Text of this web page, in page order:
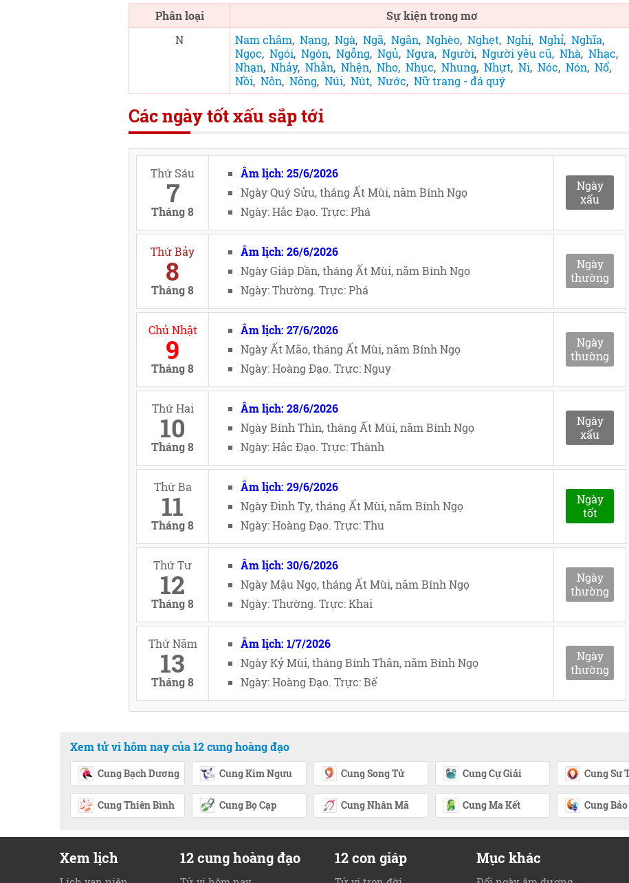
Phân loại
Sự kiện trong mơ
N
Nam châm, Nạng, Ngà, Ngã, Ngân, Nghèo, Nghẹt, Nghị, Nghỉ, Nghĩa,
Ngọc, Ngói, Ngón, Ngỗng, Ngủ, Ngựa, Người, Người yêu cũ, Nhà, Nhạc,
Nhạn, Nhảy, Nhẫn, Nhện, Nho, Nhục, Nhung, Nhựt, Ni, Nóc, Nón, Nổ,
Nồi, Nôn, Nông, Núi, Nút, Nước, Nữ trang - đá quý
Các ngày tốt xấu sắp tới
Thứ Sáu
7
Tháng 8
Âm lịch: 25/6/2026
Ngày Quý Sửu, tháng Ất Mùi, năm Bính Ngọ
Ngày: Hắc Đạo. Trực: Phá
Ngày
xấu
Thứ Bảy
8
Tháng 8
Âm lịch: 26/6/2026
Ngày Giáp Dần, tháng Ất Mùi, năm Bính Ngọ
Ngày: Thường. Trực: Phá
Ngày
thường
Chủ Nhật
9
Tháng 8
Âm lịch: 27/6/2026
Ngày Ất Mão, tháng Ất Mùi, năm Bính Ngọ
Ngày: Hoàng Đạo. Trực: Nguy
Ngày
thường
Thứ Hai
10
Tháng 8
Âm lịch: 28/6/2026
Ngày Bính Thìn, tháng Ất Mùi, năm Bính Ngọ
Ngày: Hắc Đạo. Trực: Thành
Ngày
xấu
Thứ Ba
11
Tháng 8
Âm lịch: 29/6/2026
Ngày Đinh Tỵ, tháng Ất Mùi, năm Bính Ngọ
Ngày: Hoàng Đạo. Trực: Thu
Ngày
tốt
Thứ Tư
12
Tháng 8
Âm lịch: 30/6/2026
Ngày Mậu Ngọ, tháng Ất Mùi, năm Bính Ngọ
Ngày: Thường. Trực: Khai
Ngày
thường
Thứ Năm
13
Tháng 8
Âm lịch: 1/7/2026
Ngày Kỷ Mùi, tháng Bính Thân, năm Bính Ngọ
Ngày: Hoàng Đạo. Trực: Bế
Ngày
thường
Xem tử vi hôm nay của 12 cung hoàng đạo
Cung Bạch Dương Cung Kim Ngưu Cung Song Tử Cung Cự Giải Cung Sư
Cung Thiên Bình Cung Bọ Cạp Cung Nhân Mã Cung Ma Kết Cung
Xem lịch 12 cung hoàng đạo 12 con giáp Mục khác